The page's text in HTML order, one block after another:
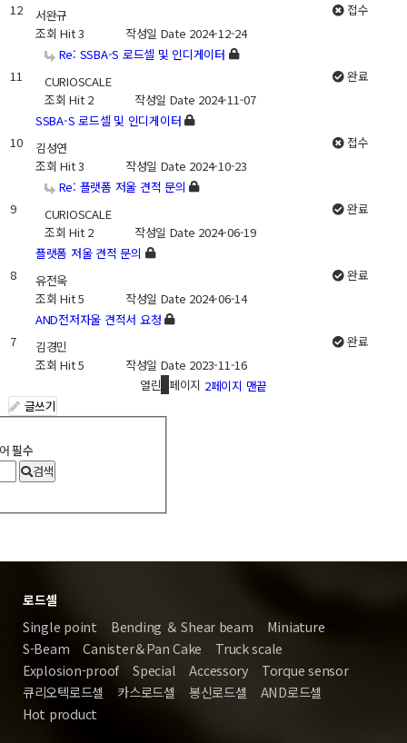
12
서완규
조회Hit 3 작성일 Date 2024-12-24
접수
11
Re: SSBA-S 로드셀 및 인디게이터
CURIOSCALE
조회Hit 2 작성일 Date 2024-11-07
완료
10
SSBA-S 로드셀 및 인디게이터
김성연
조회Hit 3 작성일 Date 2024-10-23
접수
9
Re: 플랫폼 저울 견적 문의
CURIOSCALE
조회Hit 2 작성일 Date 2024-06-19
완료
8
플랫폼 저울 견적 문의
유전욱
조회Hit 5 작성일 Date 2024-06-14
완료
7
AND전저자울 견적서 요청
김경민
조회Hit 5 작성일 Date 2023-11-16
완료
열린 페이지 2페이지 맨끝
글쓰기
필수
검색
로드셀
Single point Bending ＆ Shear beam
Miniature
S-Beam
Canister＆Pan Cake
Truck scale
Explosion-proof
Special Accessory
Torque sensor
큐리오텍로드셀
카스로드셀 봉신로드셀
AND로드셀
Hot product